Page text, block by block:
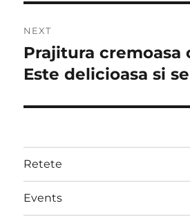
NEXT
Next
post:
Prajitura cremoasa
Este delicioasa si
Retete
Events